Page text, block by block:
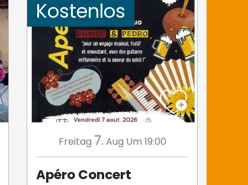
Kostenlos
Freitag 7. Aug Um 19:00
Apéro Concert